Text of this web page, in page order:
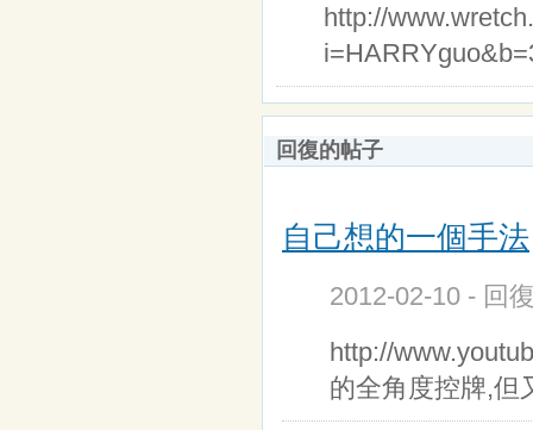
http://
回復的帖子
自己想的一個手法
2012-02-10 - 回
http://
的全角度控牌,但